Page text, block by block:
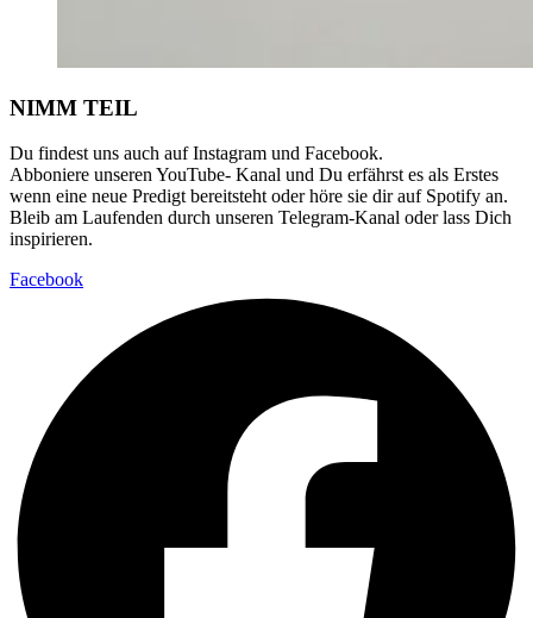
NIMM TEIL
Du findest uns auch auf Instagram und Facebook.
Abboniere unseren YouTube- Kanal und Du erfährst es als Erstes
wenn eine neue Predigt bereitsteht oder höre sie dir auf Spotify an.
Bleib am Laufenden durch unseren Telegram-Kanal oder lass Dich
inspirieren.
Facebook